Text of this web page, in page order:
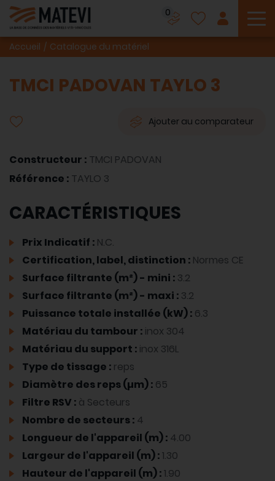
0
Accueil Catalogue du matériel
TMCI PADOVAN TAYLO 3
Ajouter au comparateur
Constructeur : TMCI PADOVAN
Référence : TAYLO 3
CARACTÉRISTIQUES
Prix Indicatif : N.C.
Certification, label, distinction : Normes CE
Surface filtrante (m²) - mini : 3.2
Surface filtrante (m²) - maxi : 3.2
Puissance totale installée (kW) : 6.3
Matériau du tambour : inox 304
Matériau du support : inox 316L
Type de tissage : reps
Diamètre des reps (µm) : 65
Filtre RSV : à Secteurs
Nombre de secteurs : 4
Longueur de l'appareil (m) : 4.00
Largeur de l'appareil (m) :1.30
Hauteur de l'appareil (m) :1.90